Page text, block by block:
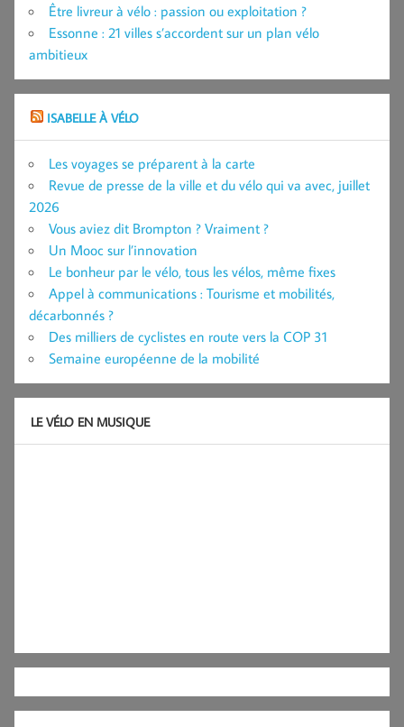
Être livreur à vélo : passion ou exploitation ?
Essonne : 21 villes s’accordent sur un plan vélo
ambitieux
ISABELLE À VÉLO
Les voyages se préparent à la carte
Revue de presse de la ville et du vélo qui va avec, juillet
2026
Vous aviez dit Brompton ? Vraiment ?
Un Mooc sur l’innovation
Le bonheur par le vélo, tous les vélos, même fixes
Appel à communications : Tourisme et mobilités,
décarbonnés ?
Des milliers de cyclistes en route vers la COP 31
Semaine européenne de la mobilité
LE VÉLO EN MUSIQUE